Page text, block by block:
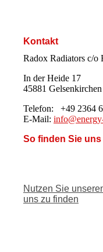
Kontakt
Radox Radiators c/o
In der Heide 17
45881 Gelsenkirchen
Telefon: +49 2364
E-Mail:
So finden Sie uns
Nutzen Sie
uns zu finden